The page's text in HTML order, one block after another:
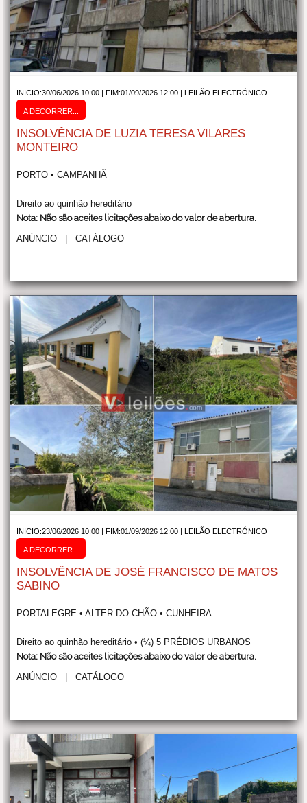
INICIO:30/06/2026 10:00 | FIM:01/09/2026 12:00 |LEILÃO ELECTRÓNICO
A DECORRER...
INSOLVÊNCIA DE LUZIA TERESA VILARES
MONTEIRO
PORTO • CAMPANHÃ
Direito ao quinhão hereditário
Nota: Não são aceites licitações abaixo do valor de abertura.
ANÚNCIO |CATÁLOGO
INICIO:23/06/2026 10:00 | FIM:01/09/2026 12:00 | LEILÃO ELECTRÓNICO
A DECORRER...
INSOLVÊNCIA DE JOSÉ FRANCISCO DE MATOS
SABINO
PORTALEGRE • ALTER DO CHÃO • CUNHEIRA
Direito ao quinhão hereditário • (¼) 5 PRÉDIOS URBANOS
Nota: Não são aceites licitações abaixo do valor de abertura.
ANÚNCIO |CATÁLOGO